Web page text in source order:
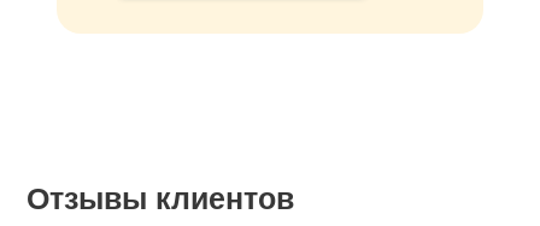
Отзывы клиентов